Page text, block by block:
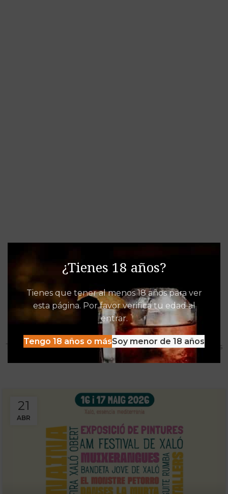
¿Tienes 18 años?
Tienes que tener al menos 18 años para ver
esta página. Por favor verifica tu edad al
entrar.
Tengo 18 años o másSoy menor de 18 años
Destacados de Vinalia
Mucho más que una Vinoteca
Tenemos las experiencias, descuentos y detacados pensados
para disfrutar al máximo de la oferta Vinalia
21
ABR